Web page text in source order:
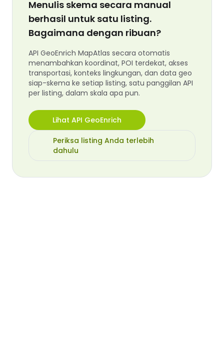
Menulis skema secara manual
berhasil untuk satu listing.
Bagaimana dengan ribuan?
API GeoEnrich MapAtlas secara otomatis
menambahkan koordinat, POI terdekat, akses
transportasi, konteks lingkungan, dan data geo
siap-skema ke setiap listing, satu panggilan API
per listing, dalam skala apa pun.
Lihat API GeoEnrich
Periksa listing Anda terlebih
dahulu